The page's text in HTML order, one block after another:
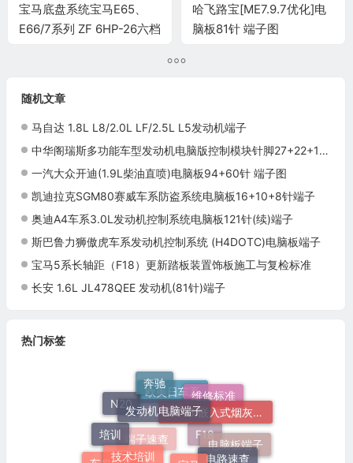
宝马底盘系统宝马E65、
E66/7系列 ZF 6HP-26六档
哈飞路宝[ME7.9.7优化]电
脑板81针 端子图
随机文章
马自达 1.8L L8/2.0L LF/2.5L L5发动机端子
中华阁瑞斯多功能车型发动机电脑版控制模块针脚27+22+17针 端子图
一汽大众开迪(1.9L柴油直喷)电脑板94+60针 端子图
凯迪拉克SGM80赛威车系防盗系统电脑板16+10+8针端子
奥迪A4车系3.0L发动机控制系统电脑板121针(续)端子
斯巴鲁力狮傲虎车系发动机控制系统 (H4DOTC)电脑板端子
宝马5系长轴距（F18）更新踏板装置饰板施工与复检标准
长安 1.6L JL478QEE 发动机(81针)端子
热门标签
端子速查 F18电脑板端子
电路速查
宝马
技术培训
培训
N20
欧美日车系维修标准 51 16 嵌入式烟灰缸托架
发动机电脑端子
奔驰